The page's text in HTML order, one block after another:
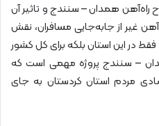
همدان – سنندج و تاثیر آن
غیر از جابه‌جایی مسافران، نقش
در این استان بلکه برای کل کشور
– سنندج پروژه مهمی است که
مردم استان کردستان به جای